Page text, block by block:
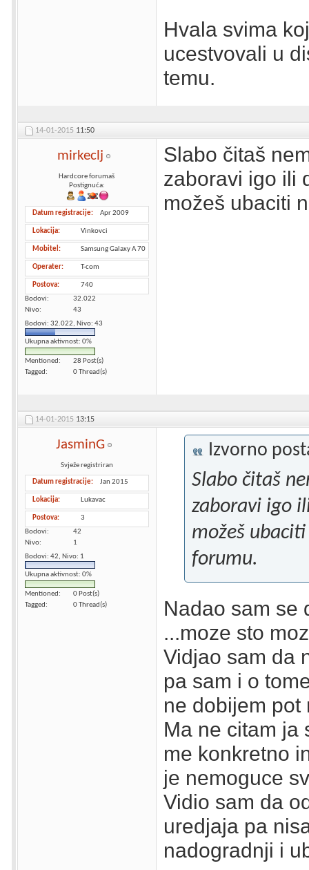
Hvala svima
ucestvovali u
temu.
14-01-2015 11:50
mirkeclj
Hardcore forumaš
Postignuća:
Datum registracije Apr 2009
Lokacija Vinkovci
Mobitel Samsung Galaxy A 70
Operater T-com
Postova
740
Bodovi
32.022
Nivo
43
Bodovi: 32.022, Nivo: 43
Ukupna aktivnost: 0%
Mentioned
28 Post(s)
Tagged
0 Thread(s)
Slabo čitaš
zaboravi igo ili
možeš ubaciti
14-01-2015 13:15
JasminG
Svježe registriran
Datum registracije Jan 2015
Lokacija Lukavac
Postova
3
Bodovi
42
Nivo
1
Bodovi: 42, Nivo: 1
Ukupna aktivnost: 0%
Mentioned
0 Post(s)
Tagged
0 Thread(s)
Izvorno
Slabo čitaš
zaboravi igo
možeš
forumu.
Nadao sam se
...moze sto
Vidjao sam da
pa sam i o
ne dobijem pot
Ma ne citam ja
me konkretno
je nemoguce
Vidio sam da
uredjaja pa
nadogradnji i